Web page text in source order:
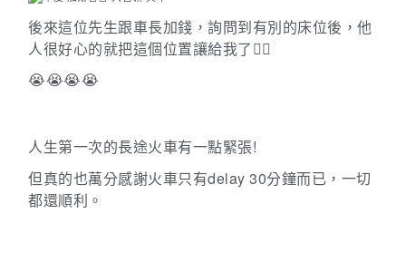
後來這位先生跟車長加錢，詢問到有別的床位後，他
人很好心的就把這個位置讓給我了🙇‍♀️
😭😭😭😭
人生第一次的長途火車有一點緊張!
但真的也萬分感謝火車只有delay 30分鐘而已，一切
都還順利。